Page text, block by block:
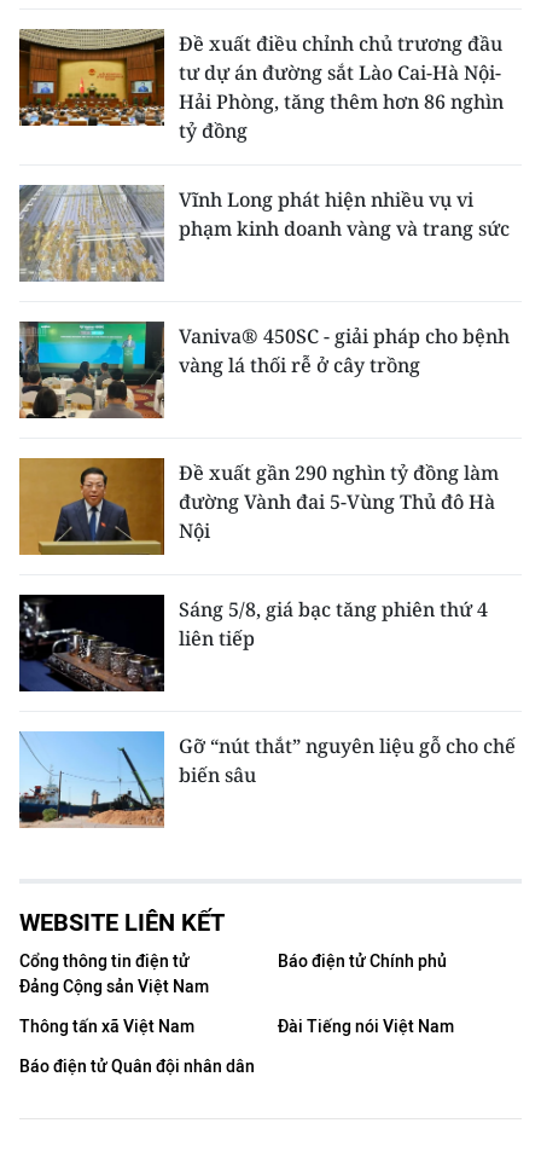
Đề xuất điều chỉnh chủ trương đầu
tư dự án đường sắt Lào Cai-Hà Nội-
Hải Phòng, tăng thêm hơn 86 nghìn
tỷ đồng
Vĩnh Long phát hiện nhiều vụ vi
phạm kinh doanh vàng và trang sức
Vaniva® 450SC - giải pháp cho bệnh
vàng lá thối rễ ở cây trồng
Đề xuất gần 290 nghìn tỷ đồng làm
đường Vành đai 5-Vùng Thủ đô Hà
Nội
Sáng 5/8, giá bạc tăng phiên thứ 4
liên tiếp
Gỡ “nút thắt” nguyên liệu gỗ cho chế
biến sâu
WEBSITE LIÊN KẾT
Cổng thông tin điện tử
Đảng Cộng sản Việt Nam
Báo điện tử Chính phủ
Thông tấn xã Việt Nam
Đài Tiếng nói Việt Nam
Báo điện tử Quân đội nhân dân